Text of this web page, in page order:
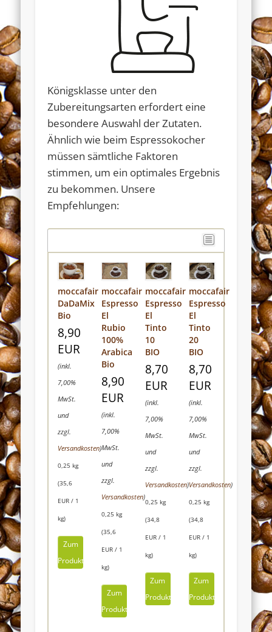
Königsklasse unter den
Zubereitungsarten erfordert eine
besondere Auswahl der Zutaten.
Ähnlich wie beim Espressokocher
müssen sämtliche Faktoren
stimmen, um ein optimales Ergebnis
zu bekommen. Unsere
Empfehlungen:
moccafair
DaDaMix
Bio
8,90
EUR
(inkl.
7,00%
MwSt.
und
zzgl.
Versandkosten)
0,25 kg
(35,6
EUR / 1
kg)
Zum
Produkt
moccafair
Espresso
El
Rubio
100%
Arabica
Bio
8,90
EUR
(inkl.
7,00%
MwSt.
und
zzgl.
Versandkosten)
0,25 kg
(35,6
EUR / 1
kg)
Zum
Produkt
moccafair
Espresso
El
Tinto
10
BIO
8,70
EUR
(inkl.
7,00%
MwSt.
und
zzgl.
Versandkosten)
0,25 kg
(34,8
EUR / 1
kg)
Zum
Produkt
moccafair
Espresso
El
Tinto
20
BIO
8,70
EUR
(inkl.
7,00%
MwSt.
und
zzgl.
Versandkosten)
0,25 kg
(34,8
EUR / 1
kg)
Zum
Produkt
Widerrufsformular